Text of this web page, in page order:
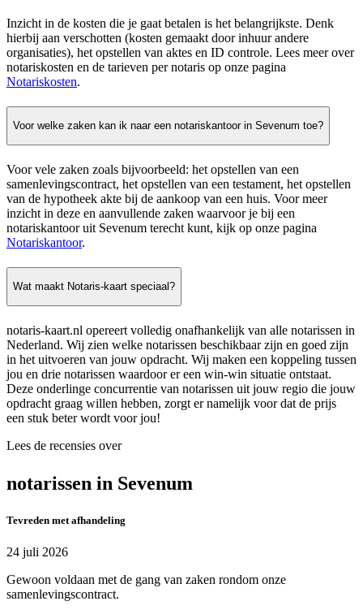
Inzicht in de kosten die je gaat betalen is het belangrijkste. Denk
hierbij aan verschotten (kosten gemaakt door inhuur andere
organisaties), het opstellen van aktes en ID controle. Lees meer over
notariskosten en de tarieven per notaris op onze pagina
Notariskosten.
Voor welke zaken kan ik naar een notariskantoor in Sevenum toe?
Voor vele zaken zoals bijvoorbeeld: het opstellen van een
samenlevingscontract, het opstellen van een testament, het opstellen
van de hypotheek akte bij de aankoop van een huis. Voor meer
inzicht in deze en aanvullende zaken waarvoor je bij een
notariskantoor uit Sevenum terecht kunt, kijk op onze pagina
Notariskantoor.
Wat maakt Notaris-kaart speciaal?
notaris-kaart.nl opereert volledig onafhankelijk van alle notarissen in
Nederland. Wij zien welke notarissen beschikbaar zijn en goed zijn
in het uitvoeren van jouw opdracht. Wij maken een koppeling tussen
jou en drie notarissen waardoor er een win-win situatie ontstaat.
Deze onderlinge concurrentie van notarissen uit jouw regio die jouw
opdracht graag willen hebben, zorgt er namelijk voor dat de prijs
een stuk beter wordt voor jou!
Lees de recensies over
notarissen in Sevenum
Tevreden met afhandeling
24 juli 2026
Gewoon voldaan met de gang van zaken rondom onze
samenlevingscontract.